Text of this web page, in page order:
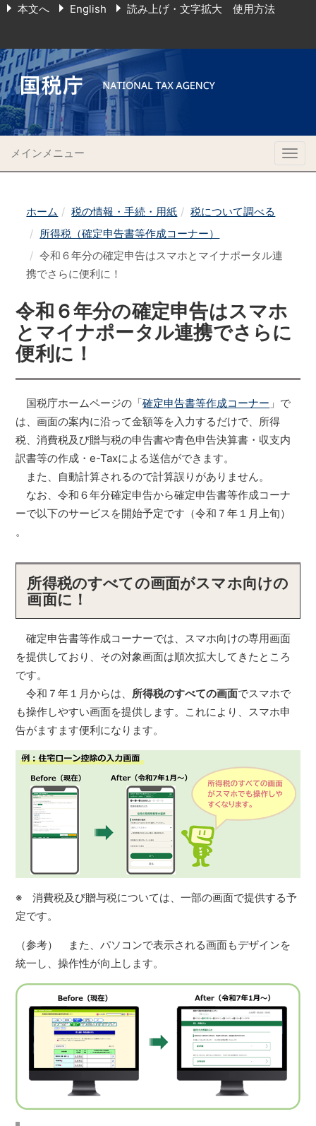
本文へ English 読み上げ・文字拡大 使用方法
メインメニュー
ホーム 税の情報・手続・用紙
税について調べる
所得税（確定申告書等作成コーナー）
令和６年分の確定申告はスマホとマイナポータル連
携でさらに便利に！
令和６年分の確定申告はスマホ
とマイナポータル連携でさらに
便利に！
国税庁ホームページの「確定申告書等作成コーナー 」で
は、画面の案内に沿って金額等を入力するだけで、所得
税、消費税及び贈与税の申告書や青色申告決算書・収支内
訳書等の作成・e-Taxによる送信ができます。
また、自動計算されるので計算誤りがありません。
なお、令和６年分確定申告から確定申告書等作成コーナ
ーで以下のサービスを開始予定です（令和７年１月上旬）
。
所得税のすべての画面がスマホ向けの
画面に！
確定申告書等作成コーナーでは、スマホ向けの専用画面
を提供しており、その対象画面は順次拡大してきたところ
です。
令和７年１月からは、 所得税のすべての画面でスマホで
も操作しやすい画面を提供します。これにより、スマホ申
告がますます便利になります。
※ 消費税及び贈与税については、一部の画面で提供する予
定です。
（参考） また、パソコンで表示される画面もデザインを
統一し、操作性が向上します。